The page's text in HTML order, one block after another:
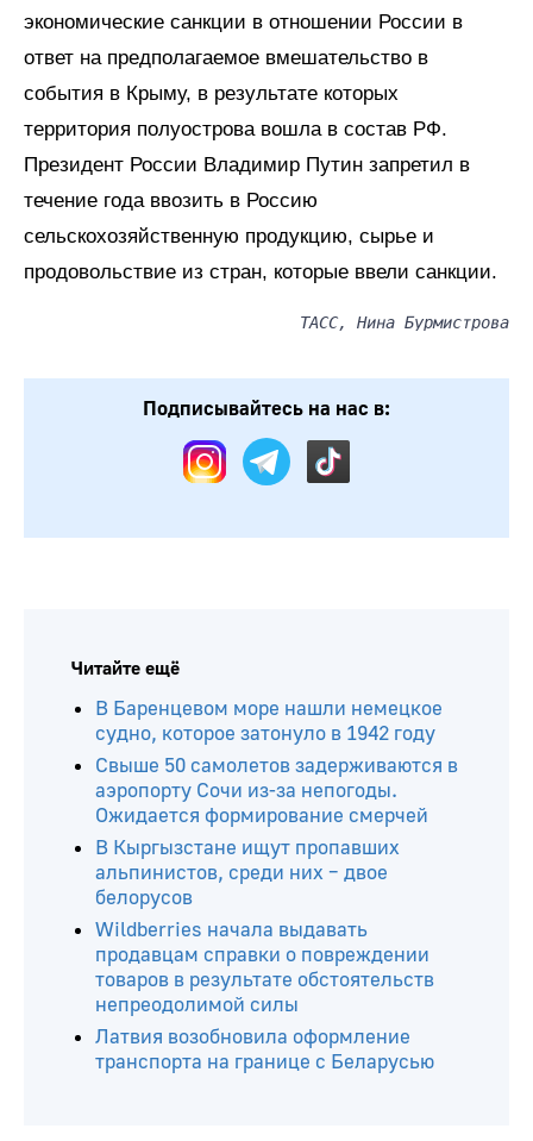
экономические санкции в отношении России в
ответ на предполагаемое вмешательство в
события в Крыму, в результате которых
территория полуострова вошла в состав РФ.
Президент России Владимир Путин запретил в
течение года ввозить в Россию
сельскохозяйственную продукцию, сырье и
продовольствие из стран, которые ввели санкции.
ТАСС, Нина Бурмистрова
Подписывайтесь на нас в:
Читайте ещё
В Баренцевом море нашли немецкое
судно, которое затонуло в 1942 году
Свыше 50 самолетов задерживаются в
аэропорту Сочи из-за непогоды.
Ожидается формирование смерчей
В Кыргызстане ищут пропавших
альпинистов, среди них – двое
белорусов
Wildberries начала выдавать
продавцам справки о повреждении
товаров в результате обстоятельств
непреодолимой силы
Латвия возобновила оформление
транспорта на границе с Беларусью